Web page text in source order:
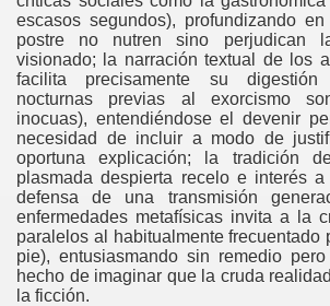
escasos segundos), profundizando
postre no nutren sino perjudican
visionado; la narración textual de los
facilita precisamente su digestión
nocturnas previas al exorcismo
inocuas), entendiéndose el devenir
necesidad de incluir a modo de
oportuna explicación; la tradición
plasmada despierta recelo e interés
defensa de una transmisión
enfermedades metafísicas invita a la
paralelos al habitualmente frecuentado
pie), entusiasmando sin remedio
hecho de imaginar que la cruda
la ficción.